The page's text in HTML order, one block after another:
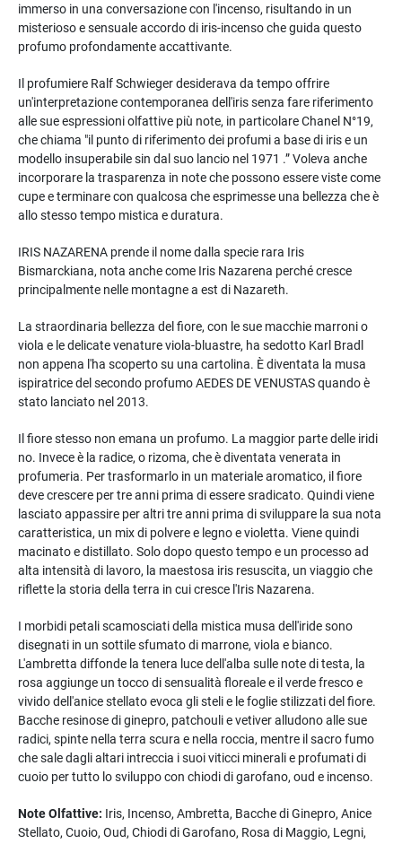
immerso in una conversazione con l'incenso, risultando in un
misterioso e sensuale accordo di iris-incenso che guida questo
profumo profondamente accattivante.
Il profumiere Ralf Schwieger desiderava da tempo offrire
un'interpretazione contemporanea dell'iris senza fare riferimento
alle sue espressioni olfattive più note, in particolare Chanel N°19,
che chiama "il punto di riferimento dei profumi a base di iris e un
modello insuperabile sin dal suo lancio nel 1971 .” Voleva anche
incorporare la trasparenza in note che possono essere viste come
cupe e terminare con qualcosa che esprimesse una bellezza che è
allo stesso tempo mistica e duratura.
IRIS NAZARENA prende il nome dalla specie rara Iris
Bismarckiana, nota anche come Iris Nazarena perché cresce
principalmente nelle montagne a est di Nazareth.
La straordinaria bellezza del fiore, con le sue macchie marroni o
viola e le delicate venature viola-bluastre, ha sedotto Karl Bradl
non appena l'ha scoperto su una cartolina. È diventata la musa
ispiratrice del secondo profumo AEDES DE VENUSTAS quando è
stato lanciato nel 2013.
Il fiore stesso non emana un profumo. La maggior parte delle iridi
no. Invece è la radice, o rizoma, che è diventata venerata in
profumeria. Per trasformarlo in un materiale aromatico, il fiore
deve crescere per tre anni prima di essere sradicato. Quindi viene
lasciato appassire per altri tre anni prima di sviluppare la sua nota
caratteristica, un mix di polvere e legno e violetta. Viene quindi
macinato e distillato. Solo dopo questo tempo e un processo ad
alta intensità di lavoro, la maestosa iris resuscita, un viaggio che
riflette la storia della terra in cui cresce l'Iris Nazarena.
I morbidi petali scamosciati della mistica musa dell'iride sono
disegnati in un sottile sfumato di marrone, viola e bianco.
L'ambretta diffonde la tenera luce dell'alba sulle note di testa, la
rosa aggiunge un tocco di sensualità floreale e il verde fresco e
vivido dell'anice stellato evoca gli steli e le foglie stilizzati del fiore.
Bacche resinose di ginepro, patchouli e vetiver alludono alle sue
radici, spinte nella terra scura e nella roccia, mentre il sacro fumo
che sale dagli altari intreccia i suoi viticci minerali e profumati di
cuoio per tutto lo sviluppo con chiodi di garofano, oud e incenso.
Note Olfattive: Iris, Incenso, Ambretta, Bacche di Ginepro, Anice
Stellato, Cuoio, Oud, Chiodi di Garofano, Rosa di Maggio, Legni,